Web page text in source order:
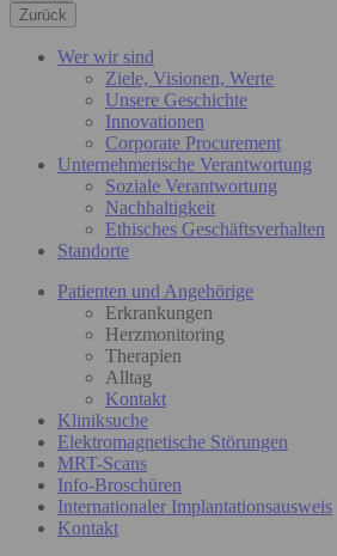
Zurück
Wer wir sind
Ziele, Visionen, Werte
Unsere Geschichte
Innovationen
Corporate Procurement
Unternehmerische Verantwortung
Soziale Verantwortung
Nachhaltigkeit
Ethisches Geschäftsverhalten
Standorte
Patienten und Angehörige
Erkrankungen
Herzmonitoring
Therapien
Alltag
Kontakt
Kliniksuche
Elektromagnetische Störungen
MRT-Scans
Info-Broschüren
Internationaler Implantationsausweis
Kontakt